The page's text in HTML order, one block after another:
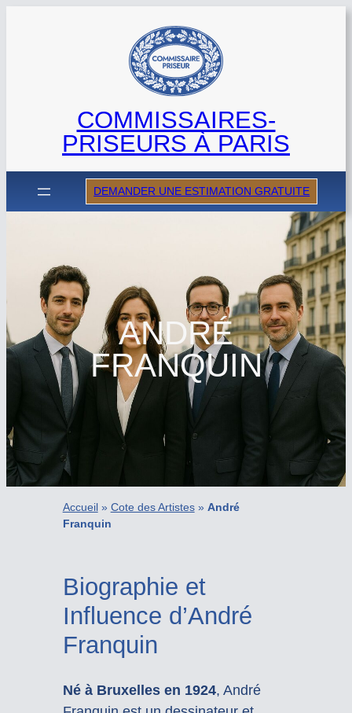
COMMISSAIRES-
PRISEURS À PARIS
DEMANDER UNE ESTIMATION GRATUITE
ANDRÉ
FRANQUIN
Accueil» Cote des Artistes» André
Franquin
Biographie et
Influence d’André
Franquin
Né à Bruxelles en 1924, André